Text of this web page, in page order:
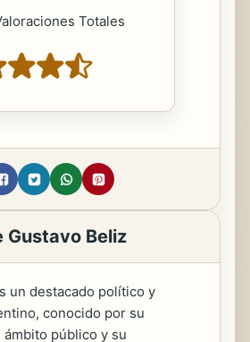
Totales
Gustavo Beliz
un destacado político y
conocido por su
público y su